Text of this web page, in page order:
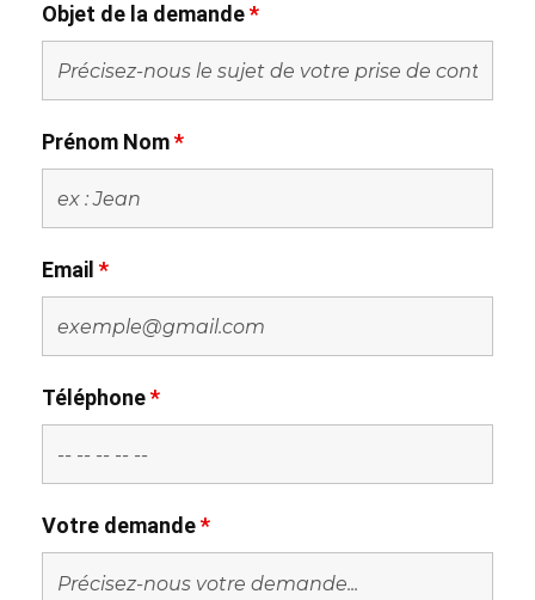
Objet de la demande*
Prénom Nom*
Email *
Téléphone*
Votre demande*